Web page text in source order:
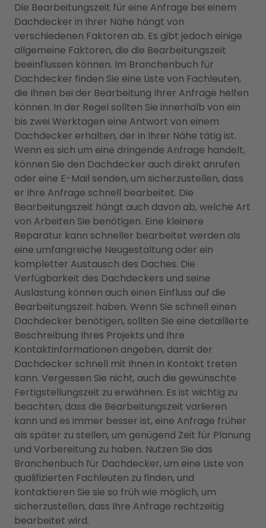
Die Bearbeitungszeit für eine Anfrage bei einem
Dachdecker in Ihrer Nähe hängt von
verschiedenen Faktoren ab. Es gibt jedoch einige
allgemeine Faktoren, die die Bearbeitungszeit
beeinflussen können. Im Branchenbuch für
Dachdecker finden Sie eine Liste von Fachleuten,
die Ihnen bei der Bearbeitung Ihrer Anfrage helfen
können. In der Regel sollten Sie innerhalb von ein
bis zwei Werktagen eine Antwort von einem
Dachdecker erhalten, der in Ihrer Nähe tätig ist.
Wenn es sich um eine dringende Anfrage handelt,
können Sie den Dachdecker auch direkt anrufen
oder eine E-Mail senden, um sicherzustellen, dass
er Ihre Anfrage schnell bearbeitet. Die
Bearbeitungszeit hängt auch davon ab, welche Art
von Arbeiten Sie benötigen. Eine kleinere
Reparatur kann schneller bearbeitet werden als
eine umfangreiche Neugestaltung oder ein
kompletter Austausch des Daches. Die
Verfügbarkeit des Dachdeckers und seine
Auslastung können auch einen Einfluss auf die
Bearbeitungszeit haben. Wenn Sie schnell einen
Dachdecker benötigen, sollten Sie eine detaillierte
Beschreibung Ihres Projekts und Ihre
Kontaktinformationen angeben, damit der
Dachdecker schnell mit Ihnen in Kontakt treten
kann. Vergessen Sie nicht, auch die gewünschte
Fertigstellungszeit zu erwähnen. Es ist wichtig zu
beachten, dass die Bearbeitungszeit variieren
kann und es immer besser ist, eine Anfrage früher
als später zu stellen, um genügend Zeit für Planung
und Vorbereitung zu haben. Nutzen Sie das
Branchenbuch für Dachdecker, um eine Liste von
qualifizierten Fachleuten zu finden, und
kontaktieren Sie sie so früh wie möglich, um
sicherzustellen, dass Ihre Anfrage rechtzeitig
bearbeitet wird.